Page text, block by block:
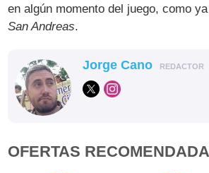
en algún momento del juego, como
San Andreas.
Jorge Cano REDACTOR
OFERTAS